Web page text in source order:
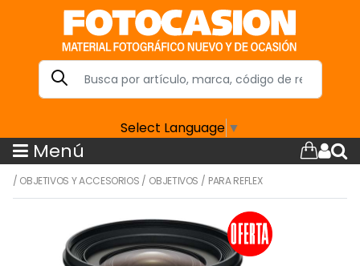
Select Language ▼
Menú
/ OBJETIVOS Y ACCESORIOS / OBJETIVOS / PARA REFLEX